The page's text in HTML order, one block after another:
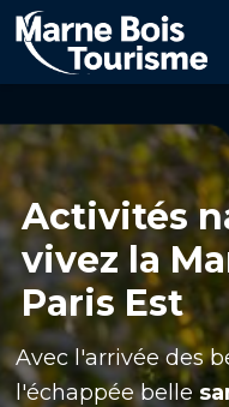
Aller
au
contenu
principal
Activités
vivez la
Paris Est
Avec l'arrivée des
l'échappée belle